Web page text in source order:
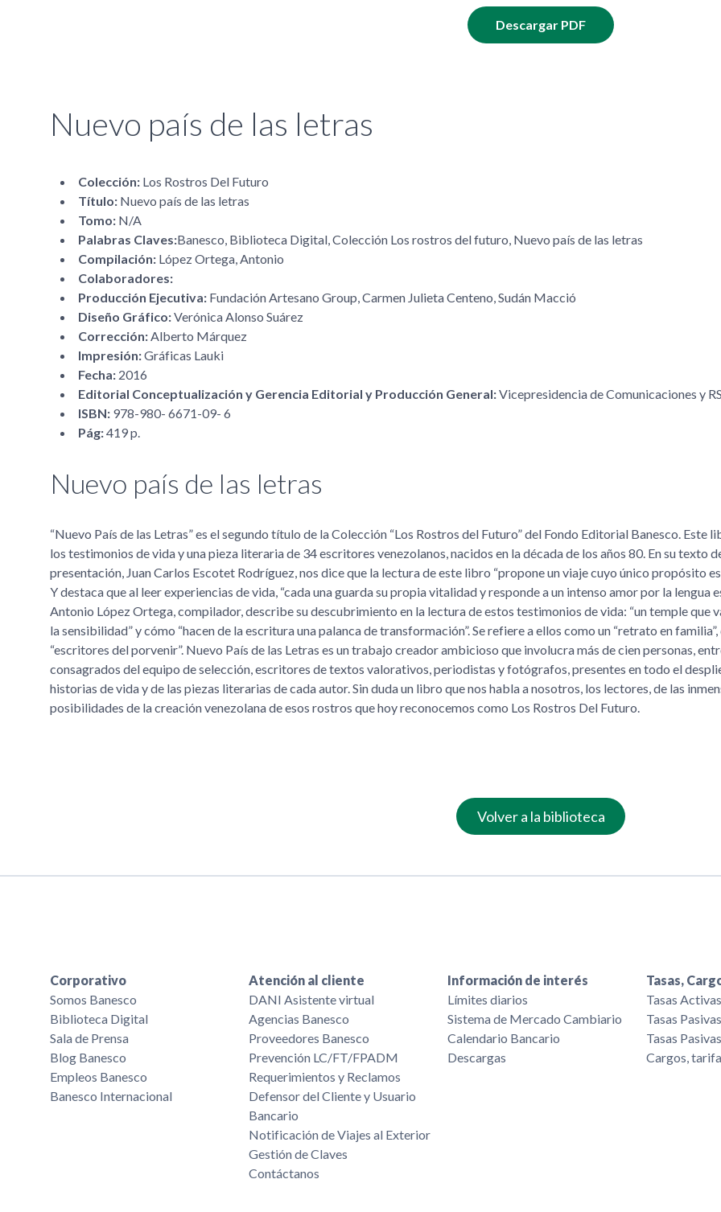
Descargar PDF
Nuevo país de las letras
Colección: Los Rostros Del Futuro
Título: Nuevo país de las letras
Tomo: N/A
Palabras Claves:Banesco, Biblioteca Digital, Colección Los rostros del futuro, Nuevo país de las letras
Compilación: López Ortega, Antonio
Colaboradores:
Producción Ejecutiva: Fundación Artesano Group, Carmen Julieta Centeno, Sudán Macció
Diseño Gráfico:Verónica Alonso Suárez
Corrección:Alberto Márquez
Impresión:Gráficas Lauki
Fecha: 2016
Editorial Conceptualización y Gerencia Editorial y Producción General:Vicepresidencia de Comunicaciones y
ISBN: 978-980- 6671-09- 6
Pág:419 p.
Nuevo país de las letras
Nuevo País de las Letras es el segundo título de la Colección Los Rostros del Futuro del Fondo Editorial Banesco. Este
los testimonios de vida y una pieza literaria de 34 escritores venezolanos, nacidos en la década de los años 80. En su texto
presentación, Juan Carlos Escotet Rodríguez, nos dice que la lectura de este libro propone un viaje cuyo único propósito
Y destaca que al leer experiencias de vida, cada una guarda su propia vitalidad y responde a un intenso amor por la lengua
Antonio López Ortega, compilador, describe su descubrimiento en la lectura de estos testimonios de vida: un temple que
la sensibilidad y cómo hacen de la escritura una palanca de transformación . Se refiere a ellos como un retrato en familia ,
escritores del porvenir . Nuevo País de las Letras es un trabajo creador ambicioso que involucra más de cien personas,
consagrados del equipo de selección, escritores de textos valorativos, periodistas y fotógrafos, presentes en todo el
historias de vida y de las piezas literarias de cada autor. Sin duda un libro que nos habla a nosotros, los lectores, de las
posibilidades de la creación venezolana de esos rostros que hoy reconocemos como Los Rostros Del Futuro.
Volver a la biblioteca
Corporativo
Somos Banesco
Biblioteca Digital
Sala de Prensa
Blog Banesco
Empleos Banesco
Banesco Internacional
Atención al cliente
DANI Asistente virtual
Agencias Banesco
Proveedores Banesco
Prevención LC/FT/FPADM
Requerimientos y Reclamos
Defensor del Cliente y Usuario
Bancario
Notificación de Viajes al Exterior
Gestión de Claves
Contáctanos
Información de interés
Límites diarios
Sistema de Mercado Cambiario
Calendario Bancario
Descargas
Tasas,
Tasas Activas
Tasas
Tasas
Cargos,